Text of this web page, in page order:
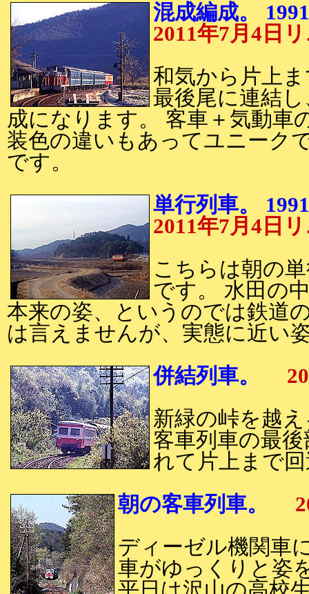
混成編成。
2011年7月4
和気から片上
最後尾に連結
成になります。 客車＋気動車
装色の違いもあってユニーク
です。
単行列車。
2011年7月4
こちらは朝の
です。 水田の
本来の姿、というのでは鉄道
は言えませんが、実態に近い
併結列車。
新緑の峠を越
客車列車の最
れて片上まで
朝の客車列車。
ディーゼル機関車
車がゆっくりと姿